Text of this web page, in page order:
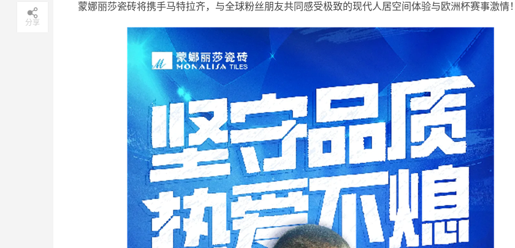
蒙娜丽莎瓷砖将携手马特拉齐，与全球粉丝朋友共同感受极致的现代人居空间体验与欧洲杯赛事激情！
分享